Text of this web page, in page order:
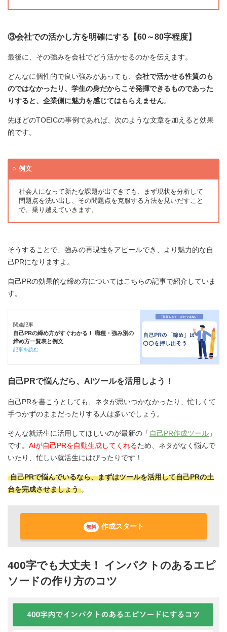
③会社での活かし方を明確にする【60～80字程度】
最後に、その強みを会社でどう活かせるのかを伝えます。
どんなに個性的で良い強みがあっても、 会社で活かせる性質のも
のではなかったり、学生の身だからこそ発揮できるものであった
りすると、企業側に魅力を感じてはもらえません。
先ほどのTOEICの事例であれば、次のような文章を加えると効果
的です。
例文
社会人になって新たな課題が出てきても、まず現状を分析して
問題点を洗い出し、その問題点を克服する方法を見いだすこと
で、乗り越えていきます。
そうすることで、強みの再現性をアピールでき、より魅力的な自
己PRになりますよ。
自己PRの効果的な締め方についてはこちらの記事で紹介していま
す。
関連記事
自己PRの締め方がすぐわかる！ 職種・強み別の
締め方一覧表と例文
記事を読む
自己PRで悩んだら、AIツールを活用しよう！
自己PRを書こうとしても、ネタが思いつかなかったり、忙しくて
手つかずのままだったりする人は多いでしょう。
そんな就活生に活用してほしいのが最新の「 自己PR作成ツール 」
です。 AIが自己PRを自動生成してくれるため、ネタがなく悩んで
いたり、忙しい就活生にはぴったりです！
自己PRで悩んでいるなら、まずはツールを活用して自己PRの土
台を完成させましょう 。
無料 作成スタート
400字でも大丈夫！ インパクトのあるエピ
ソードの作り方のコツ